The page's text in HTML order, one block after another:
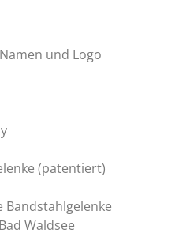
und Logo
(patentiert)
Waldsee